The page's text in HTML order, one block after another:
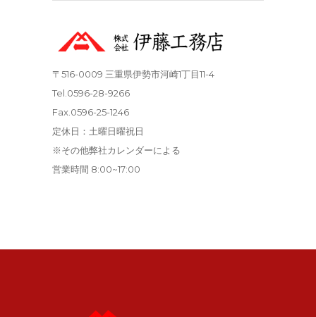
〒516-0009 三重県伊勢市河崎1丁目11-4
Tel.0596-28-9266
Fax.0596-25-1246
定休日：土曜日曜祝日
※その他弊社カレンダーによる
営業時間 8:00~17:00